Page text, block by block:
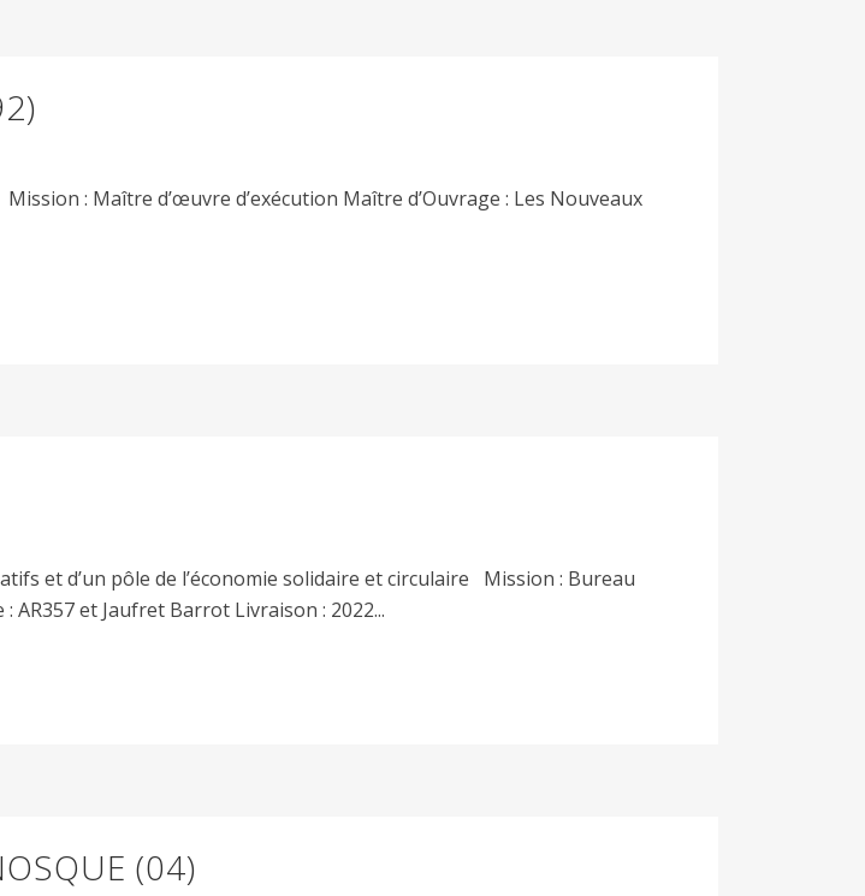
: Maître d’œuvre d’exécution Maître d’Ouvrage : Les Nouveaux
et d’un pôle de l’économie solidaire et circulaire Mission : Bureau
AR357 et Jaufret Barrot Livraison : 2022...
(04)